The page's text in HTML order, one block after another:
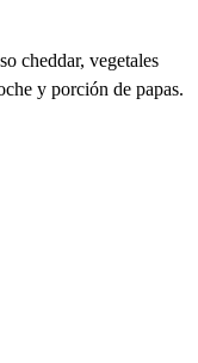
cheddar, vegetales
y porción de papas.